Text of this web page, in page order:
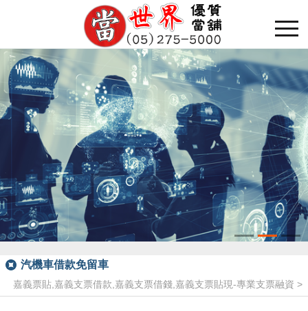
汽機車借款免留車
嘉義票貼,嘉義支票借款,嘉義支票借錢,嘉義支票貼現-專業支票融資 >